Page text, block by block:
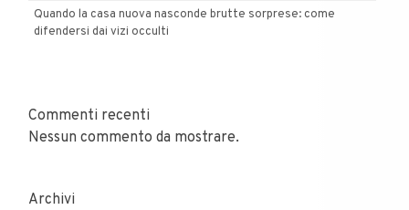
Quando la casa nuova nasconde brutte sorprese: come
difendersi dai vizi occulti
Commenti recenti
Nessun commento da mostrare.
Archivi